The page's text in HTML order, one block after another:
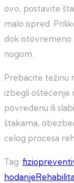
ovo, postavite
malo ispred.
dok
nogom.
Prebacite težinu
izbegli oštećenje
povređenu ili
štakama,
celog procesa
Tag:
hodanje